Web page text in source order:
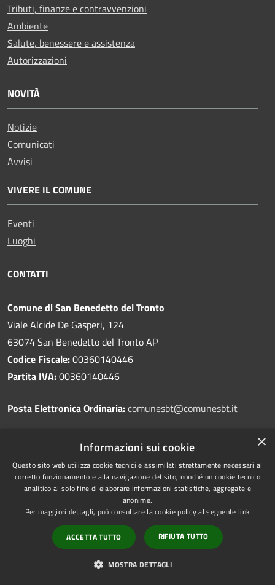
Tributi, finanze e contravvenzioni
Ambiente
Salute, benessere e assistenza
Autorizzazioni
NOVITÀ
Notizie
Comunicati
Avvisi
VIVERE IL COMUNE
Eventi
Luoghi
CONTATTI
Comune di San Benedetto del Tronto
Viale Alcide De Gasperi, 124
63074 San Benedetto del Tronto AP
Codice Fiscale:00360140446
Partita IVA:00360140446
Posta Elettronica Ordinaria:comunesbt@comunesbt.it
Posta Elettronica Certificata:
protocollo@cert-sbt.it
Centralino Unico:0735 7941
×
Informazioni sui cookie
Questo sito web utilizza cookie tecnici e assimilati strettamente necessari al
corretto funzionamento e alla navigazione del sito, nonché un cookie tecnico
analitico al solo fine di elaborare informazioni statistiche, aggregate e
anonime.
Per maggiori dettagli, può consultare la cookie policy al seguente link
ACCETTA TUTTO RIFIUTA TUTTO
MOSTRA DETTAGLI